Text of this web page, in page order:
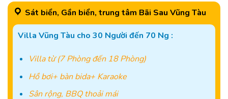
Sát biển, Gần biển, trung tâm Bãi Sau Vũng Tàu
Villa Vũng Tàu cho 30 Người đến 70 Ng :
Villa từ (7 Phòng đến 18 Phòng)
Hồ bơi+ bàn bida+ Karaoke
Sân rộng, BBQ thoải mái